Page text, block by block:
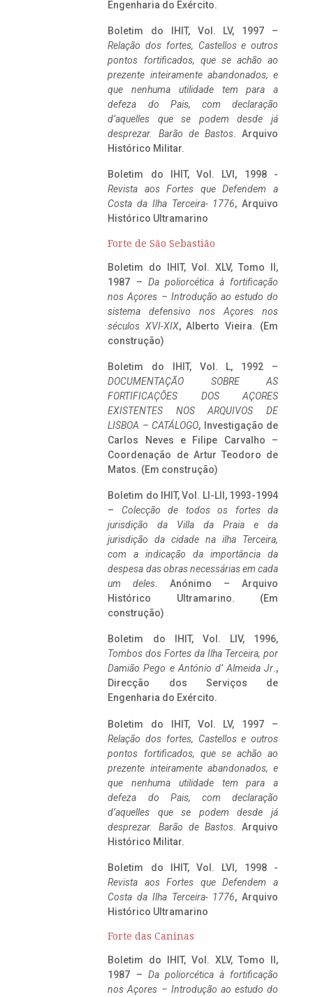
Engenharia do Exército.
Boletim do IHIT, Vol. LV, 1997 –
Relação dos fortes, Castellos e outros
pontos fortificados, que se achão ao
prezente inteiramente abandonados, e
que nenhuma utilidade tem para a
defeza do Pais, com declaração
d’aquelles que se podem desde já
desprezar. Barão de Bastos. Arquivo
Histórico Militar.
Boletim do IHIT, Vol. LVI, 1998 -
Revista aos Fortes que Defendem a
Costa da Ilha Terceira- 1776, Arquivo
Histórico Ultramarino
Forte de São Sebastião
Boletim do IHIT, Vol. XLV, Tomo II,
1987 – Da poliorcética à fortificação
nos Açores – Introdução ao estudo do
sistema defensivo nos Açores nos
séculos XVI-XIX, Alberto Vieira. (Em
construção)
Boletim do IHIT, Vol. L, 1992 –
DOCUMENTAÇÃO SOBRE AS
FORTIFICAÇÕES DOS AÇORES
EXISTENTES NOS ARQUIVOS DE
LISBOA – CATÁLOGO, Investigação de
Carlos Neves e Filipe Carvalho –
Coordenação de Artur Teodoro de
Matos. (Em construção)
Boletim do IHIT, Vol. LI-LII, 1993-1994
– Colecção de todos os fortes da
jurisdição da Villa da Praia e da
jurisdição da cidade na ilha Terceira,
com a indicação da importância da
despesa das obras necessárias em cada
um deles. Anónimo – Arquivo
Histórico Ultramarino. (Em
construção)
Boletim do IHIT, Vol. LIV, 1996,
Tombos dos Fortes da Ilha Terceira, por
Damião Pego e António d’ Almeida Jr.,
Direcção dos Serviços de
Engenharia do Exército.
Boletim do IHIT, Vol. LV, 1997 –
Relação dos fortes, Castellos e outros
pontos fortificados, que se achão ao
prezente inteiramente abandonados, e
que nenhuma utilidade tem para a
defeza do Pais, com declaração
d’aquelles que se podem desde já
desprezar. Barão de Bastos. Arquivo
Histórico Militar.
Boletim do IHIT, Vol. LVI, 1998 -
Revista aos Fortes que Defendem a
Costa da Ilha Terceira- 1776, Arquivo
Histórico Ultramarino
Forte das Caninas
Boletim do IHIT, Vol. XLV, Tomo II,
1987 – Da poliorcética à fortificação
nos Açores – Introdução ao estudo do